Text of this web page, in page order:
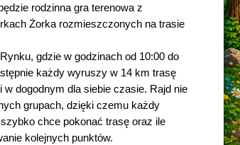
rodzinna gra terenowa z
Żorka rozmieszczonych na trasie
gdzie w godzinach od 10:00 do
każdy wyruszy w 14 km trasę
w dogodnym dla siebie czasie. Rajd nie
grupach, dzięki czemu każdy
chce pokonać trasę oraz ile
kolejnych punktów.